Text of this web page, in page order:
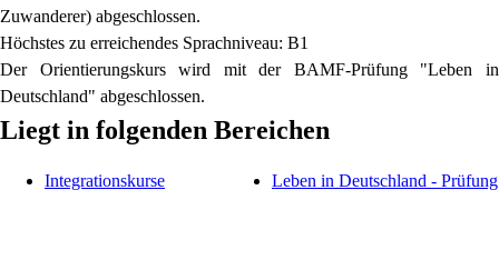
Zuwanderer) abgeschlossen.
Höchstes zu erreichendes Sprachniveau: B1
Der Orientierungskurs wird mit der BAMF-Prüfung "Leben in
Deutschland" abgeschlossen.
Liegt in folgenden Bereichen
Integrationskurse Leben in Deutschland - Prüfung